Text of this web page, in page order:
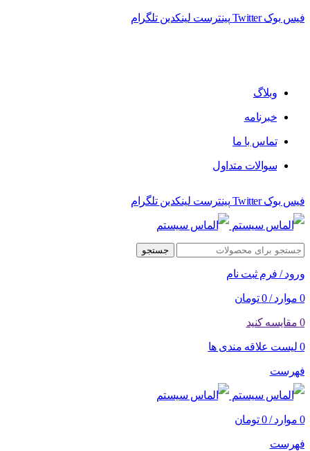
فیس بوک Twitter پینترست لینکدین تلگرام
وبلاگ
خبرنامه
تماس با ما
سوالات متداول
فیس بوک Twitter پینترست لینکدین تلگرام
جستجو
ورود / فرم ثبت نام
0 موارد /
0 تومان
0 مقایسه کنید
0 لیست علاقه مندی ها
فهرست
0 موارد /
0 تومان
فهرست